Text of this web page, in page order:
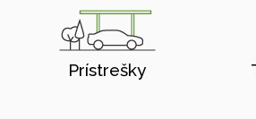
Prístrešky